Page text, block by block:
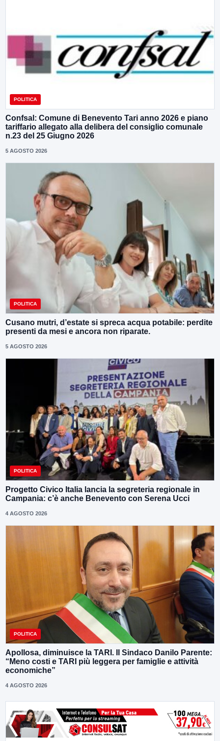
POLITICA
Confsal: Comune di Benevento Tari anno 2026 e piano
tariffario allegato alla delibera del consiglio comunale
n.23 del 25 Giugno 2026
5 AGOSTO 2026
POLITICA
Cusano mutri, d’estate si spreca acqua potabile: perdite
presenti da mesi e ancora non riparate.
5 AGOSTO 2026
POLITICA
Progetto Civico Italia lancia la segreteria regionale in
Campania: c’è anche Benevento con Serena Ucci
4 AGOSTO 2026
POLITICA
Apollosa, diminuisce la TARI. Il Sindaco Danilo Parente:
“Meno costi e TARI più leggera per famiglie e attività
economiche”
4 AGOSTO 2026